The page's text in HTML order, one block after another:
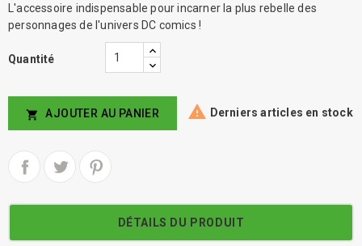
L'accessoire indispensable pour incarner la plus rebelle des
personnages de l'univers DC comics !
Quantité
 AJOUTER AU PANIER  Derniers articles en stock
DÉTAILS DU PRODUIT